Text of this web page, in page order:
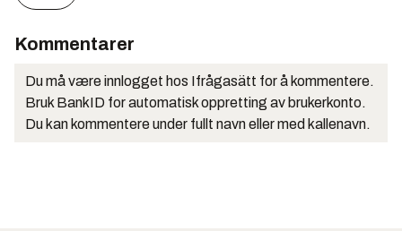
Kommentarer
Du må være innlogget hos Ifrågasätt for å kommentere.
Bruk BankID for automatisk oppretting av brukerkonto.
Du kan kommentere under fullt navn eller med kallenavn.